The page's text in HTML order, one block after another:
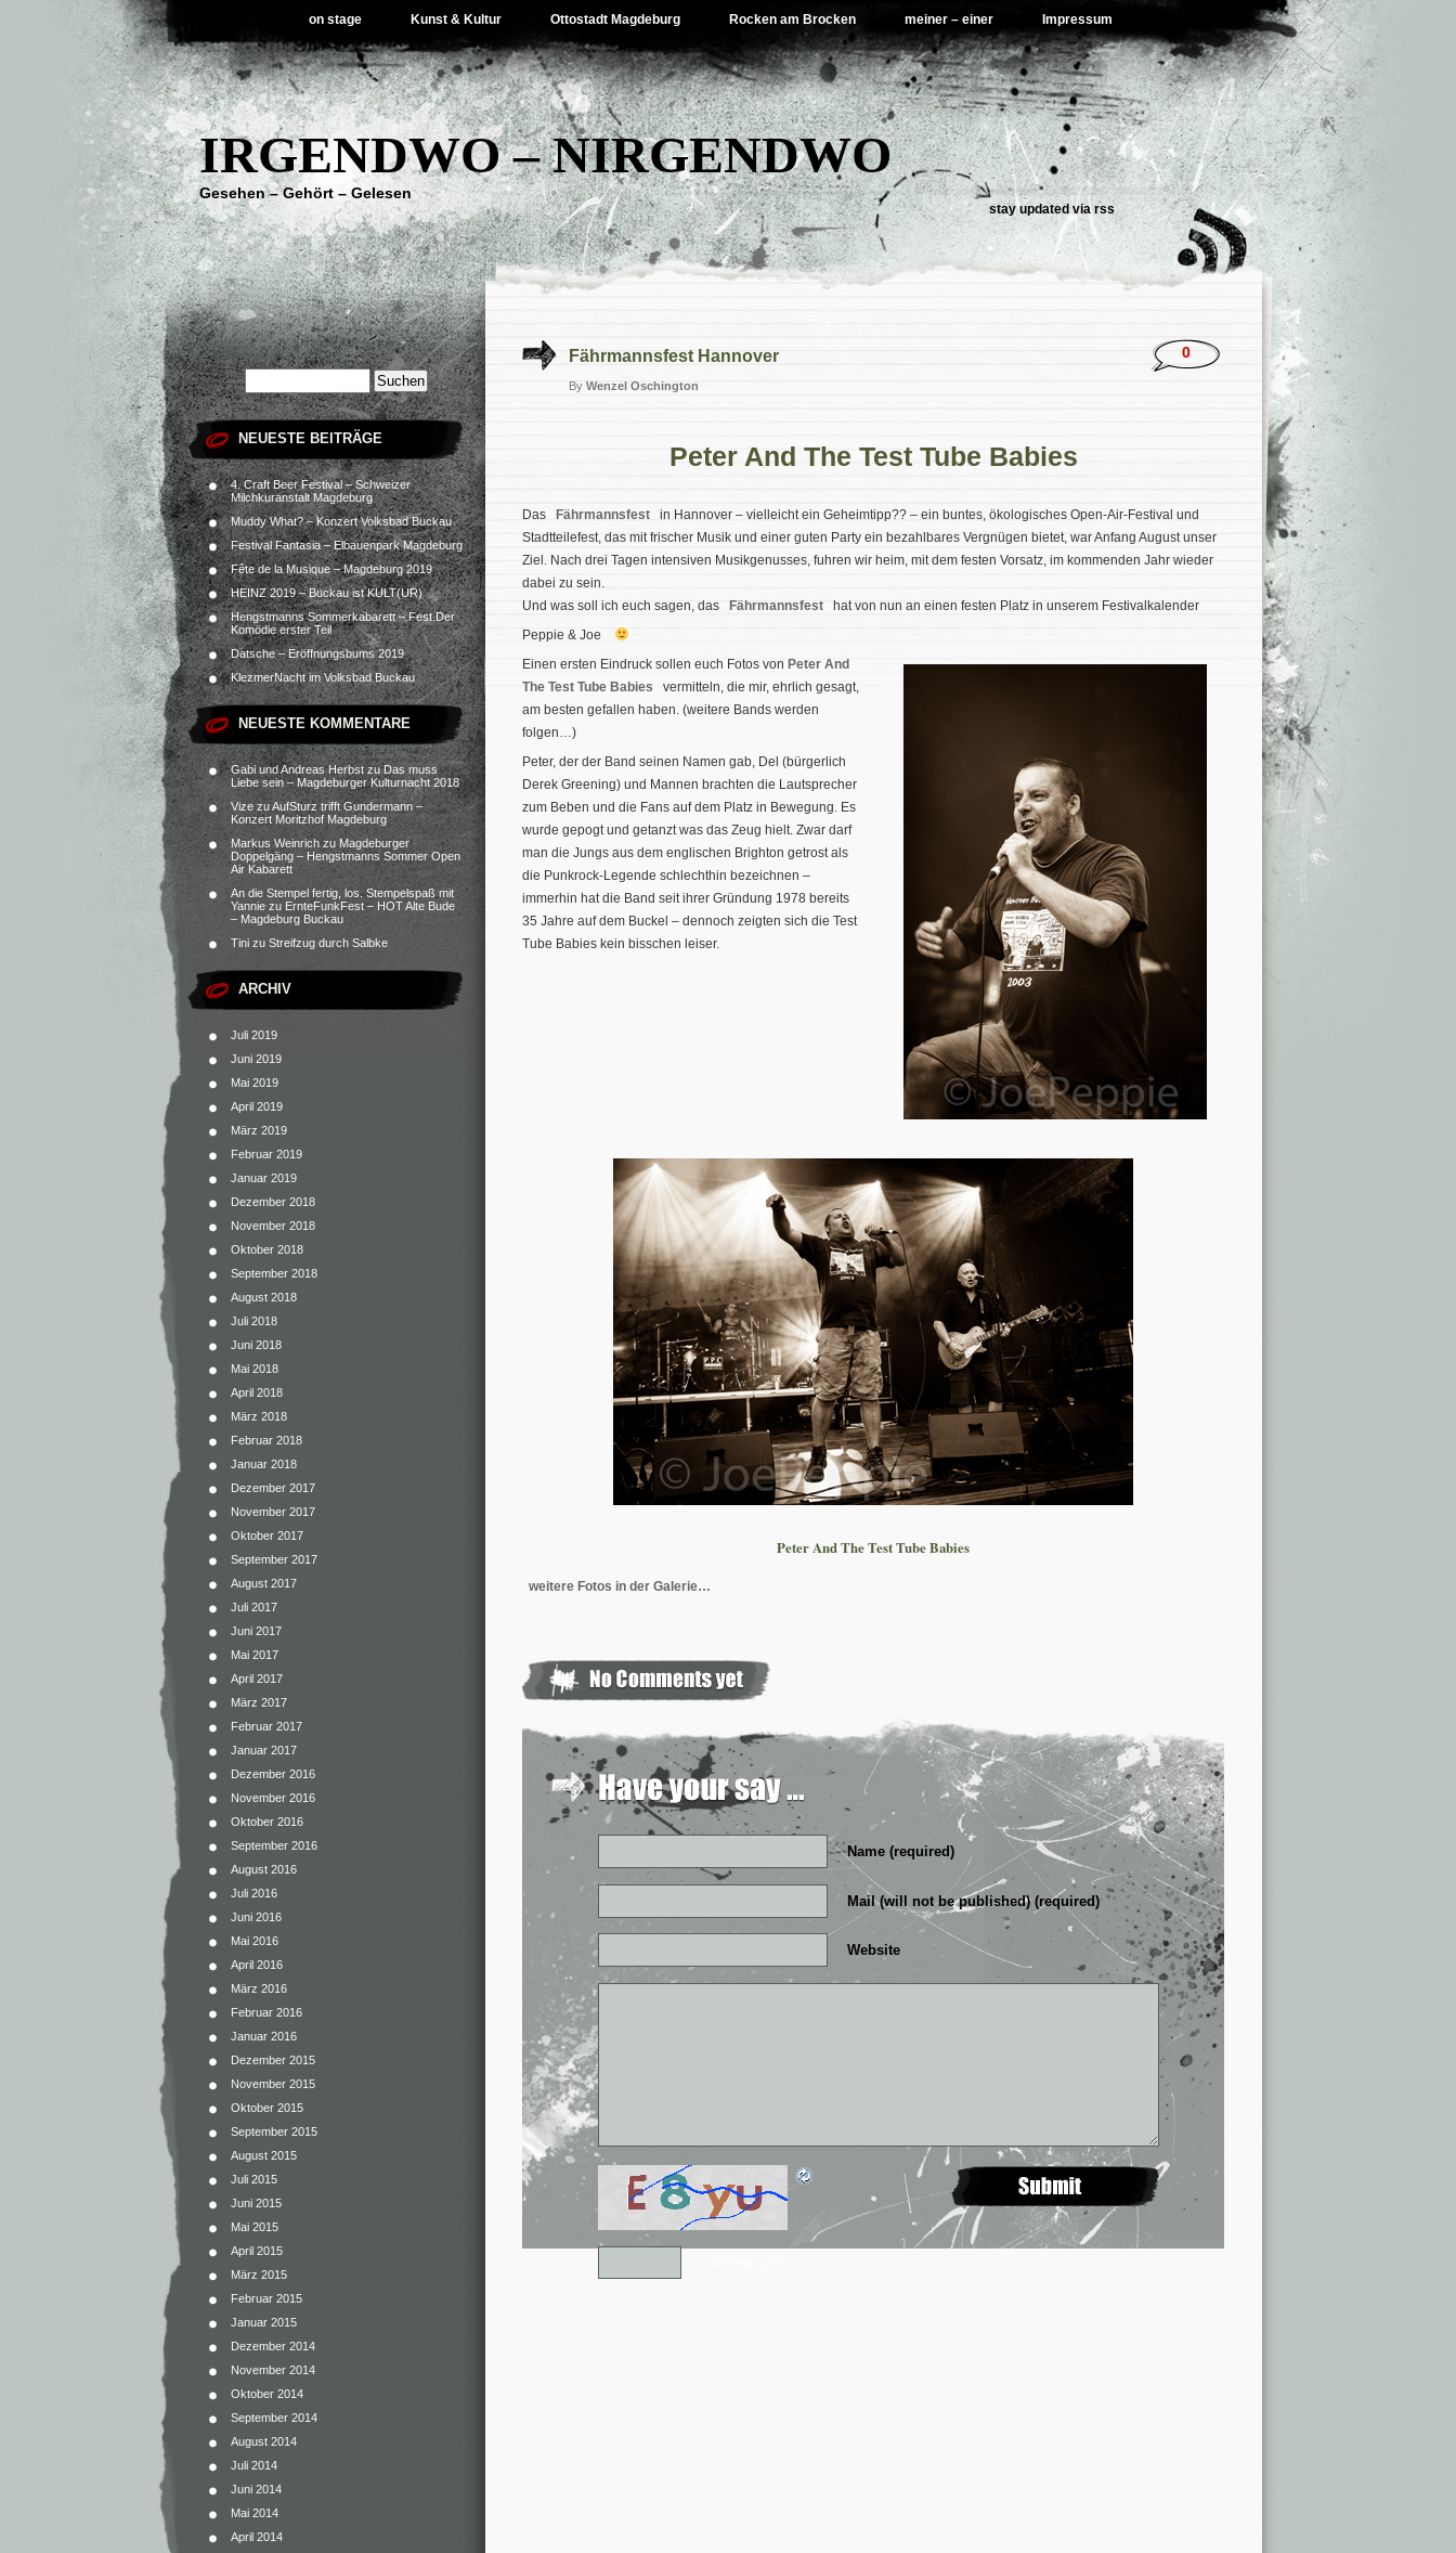
on stage Kunst & Kultur Ottostadt Magdeburg Rocken am Brocken meiner – einer Impressum
IRGENDWO – NIRGENDWO
Gesehen – Gehört – Gelesen
stay updated viarss
NEUESTE BEITRÄGE
4. Craft Beer Festival – Schweizer
Milchkuranstalt Magdeburg
Muddy What? – Konzert Volksbad Buckau
Festival Fantasia – Elbauenpark Magdeburg
Fête de la Musique – Magdeburg 2019
HEINZ 2019 – Buckau ist KULT(UR)
Hengstmanns Sommerkabarett – Fest.Der
Komödie erster Teil
Datsche – Eröffnungsbums 2019
KlezmerNacht im Volksbad Buckau
NEUESTE KOMMENTARE
Gabi und Andreas HerbstzuDas muss
Liebe sein – Magdeburger Kulturnacht 2018
Vize zuAufSturz trifft Gundermann –
Konzert Moritzhof Magdeburg
Markus Weinrich zu Magdeburger
Doppelgäng – Hengstmanns Sommer Open
Air Kabarett
An die Stempel fertig, los. Stempelspaß mit
Yannie zu ErnteFunkFest – HOT Alte Bude
– Magdeburg Buckau
Tini zu Streifzug durch Salbke
ARCHIV
Juli 2019
Juni 2019
Mai 2019
April 2019
März 2019
Februar 2019
Januar 2019
Dezember 2018
November 2018
Oktober 2018
September 2018
August 2018
Juli 2018
Juni 2018
Mai 2018
April 2018
März 2018
Februar 2018
Januar 2018
Dezember 2017
November 2017
Oktober 2017
September 2017
August 2017
Juli 2017
Juni 2017
Mai 2017
April 2017
März 2017
Februar 2017
Januar 2017
Dezember 2016
November 2016
Oktober 2016
September 2016
August 2016
Juli 2016
Juni 2016
Mai 2016
April 2016
März 2016
Februar 2016
Januar 2016
Dezember 2015
November 2015
Oktober 2015
September 2015
August 2015
Juli 2015
Juni 2015
Mai 2015
April 2015
März 2015
Februar 2015
Januar 2015
Dezember 2014
November 2014
Oktober 2014
September 2014
August 2014
Juli 2014
Juni 2014
Mai 2014
April 2014
Fährmannsfest Hannover
By Wenzel Oschington
0
Peter And The Test Tube Babies
Das Fährmannsfest
in Hannover – vielleicht ein Geheimtipp?? – ein buntes, ökologisches Open-Air-Festival und
Stadtteilefest, das mit frischer Musik und einer guten Party ein bezahlbares Vergnügen bietet, war Anfang August unser
Ziel. Nach drei Tagen intensiven Musikgenusses, fuhren wir heim, mit dem festen Vorsatz, im kommenden Jahr wieder
dabei zu sein.
Und was soll ich euch sagen, das
Fährmannsfest
hat von nun an einen festen Platz in unserem Festivalkalender
Peppie & Joe
Einen ersten Eindruck sollen euch Fotos von Peter And
The Test Tube Babies
vermitteln, die mir, ehrlich gesagt,
am besten gefallen haben. (weitere Bands werden
folgen…)
Peter, der der Band seinen Namen gab, Del (bürgerlich
Derek Greening) und Mannen brachten die Lautsprecher
zum Beben und die Fans auf dem Platz in Bewegung. Es
wurde gepogt und getanzt was das Zeug hielt. Zwar darf
man die Jungs aus dem englischen Brighton getrost als
die Punkrock-Legende schlechthin bezeichnen –
immerhin hat die Band seit ihrer Gründung 1978 bereits
35 Jahre auf dem Buckel – dennoch zeigten sich die Test
Tube Babies kein bisschen leiser.
Peter And The Test Tube Babies
weitere Fotos in der Galerie…
Name (required)
Mail (will not be published) (required)
Website